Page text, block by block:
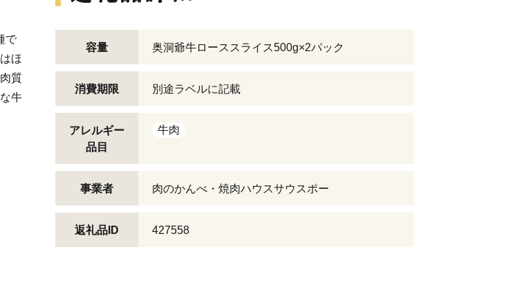
で
ほ
質
牛
容量 奥洞爺牛ローススライス500g×2パック
消費期限 別途ラベルに記載
アレルギー
品目
牛肉
事業者 肉のかんべ・焼肉ハウスサウスポー
返礼品ID 427558